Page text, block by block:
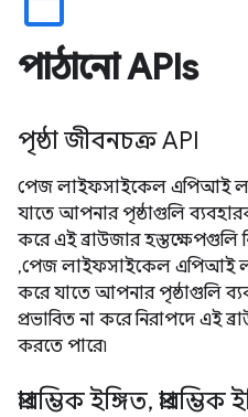
পাঠানো APIs
পৃষ্ঠা জীবনচক্র API
পেজ লাইফসাইকেল এপিআই
যাতে আপনার পৃষ্ঠাগুলি
করে এই ব্রাউজার হস্তক্ষেপগুলি
,পেজ লাইফসাইকেল এপিআই
করে যাতে আপনার পৃষ্ঠাগুলি
প্রভাবিত না করে নিরাপদে এই
করতে পারে৷
প্রারম্ভিক ইঙ্গিত, প্রারম্ভিক